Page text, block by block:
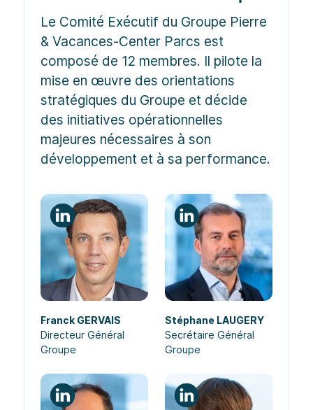
Le Comité Exécutif du Groupe Pierre
& Vacances-Center Parcs est
composé de 12 membres. Il pilote la
mise en œuvre des orientations
stratégiques du Groupe et décide
des initiatives opérationnelles
majeures nécessaires à son
développement et à sa performance.
Franck GERVAIS
Directeur Général
Groupe
Stéphane LAUGERY
Secrétaire Général
Groupe